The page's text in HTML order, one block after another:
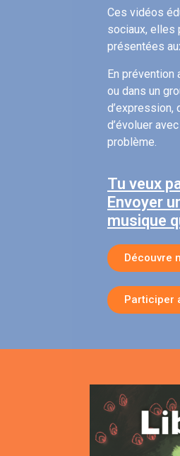
Ces vidéos
sociaux, elles
présentées
En prévention
ou dans un
d’expression,
d’évoluer
problème.
Tu veux
Envoyer
musique
Découvre
Participer